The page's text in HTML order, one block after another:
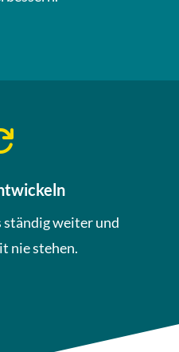
weiter und
nie stehen.